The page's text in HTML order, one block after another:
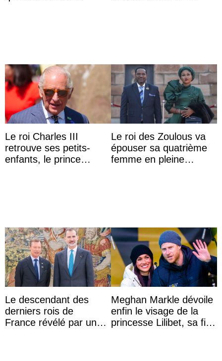
Le roi Charles III
retrouve ses petits-
enfants, le prince
Le roi des Zoulous va
épouser sa quatrième
femme en pleine
Le descendant des
derniers rois de
France révélé par un
Meghan Markle dévoile
enfin le visage de la
princesse Lilibet, sa fille